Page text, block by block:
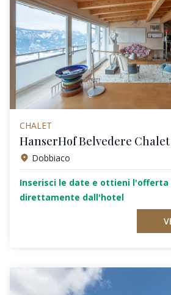
CHALET
HanserHof Belvedere Chalet
Dobbiaco
Inserisci le date e ottieni l'offerta
direttamente dall'hotel